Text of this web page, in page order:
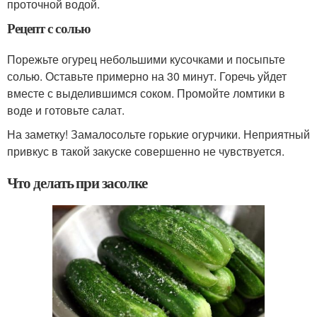
проточной водой.
Рецепт с солью
Порежьте огурец небольшими кусочками и посыпьте
солью. Оставьте примерно на 30 минут. Горечь уйдет
вместе с выделившимся соком. Промойте ломтики в
воде и готовьте салат.
На заметку! Замалосольте горькие огурчики. Неприятный
привкус в такой закуске совершенно не чувствуется.
Что делать при засолке